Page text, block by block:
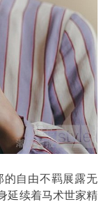
的自由不羁展露无
延续着马术世家精